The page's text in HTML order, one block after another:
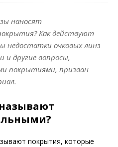
наносят
Как действуют
недостатки очковых линз
и другие вопросы,
покрытиями, призван
покрытия, которые